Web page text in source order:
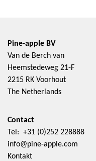
Pine-apple BV
Van de Berch van
Heemstedeweg 21-F
2215 RK Voorhout
The Netherlands
Contact
Tel: +31 (0)252 228888
info@pine-apple.com
Kontakt